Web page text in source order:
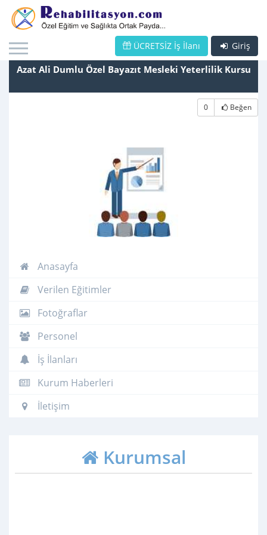
Giriş
ÜCRETSİZ İş İlanı
Azat Ali Dumlu Özel Bayazıt Mesleki Yeterlilik Kursu
0 Beğen
Anasayfa
Verilen Eğitimler
Fotoğraflar
Personel
İş İlanları
Kurum Haberleri
İletişim
Kurumsal